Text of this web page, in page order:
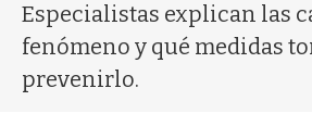
Especialistas explican las
fenómeno y qué medidas
prevenirlo.